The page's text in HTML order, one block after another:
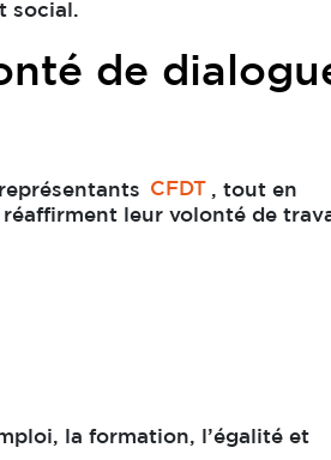
social.
de
CFDT
, tout en
leur volonté de
la formation, l’égalité et